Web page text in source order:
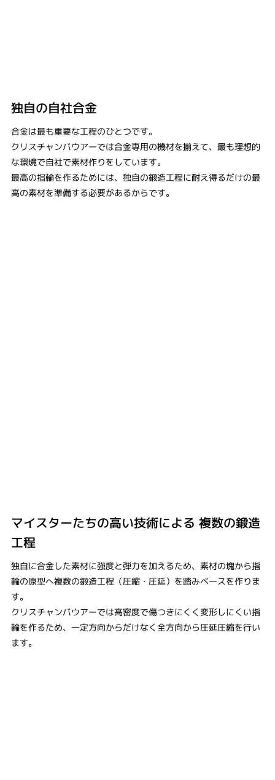
独自の自社合金
合金は最も重要な工程のひとつです。
クリスチャンバウアーでは合金専用の機材を揃えて、最も理想的
な環境で自社で素材作りをしています。
最高の指輪を作るためには、独自の鍛造工程に耐え得るだけの最
高の素材を準備する必要があるからです。
マイスターたちの高い技術による ​複数の鍛造
工程
独自に合金した素材に強度と弾力を加えるため、素材の塊から指
輪の原型へ複数の鍛造工程（圧縮・圧延）を踏みベースを作りま
す。
クリスチャンバウアーでは高密度で傷つきにくく変形しにくい指
輪を作るため、一定方向からだけなく全方向から圧延圧縮を行い
ます。​